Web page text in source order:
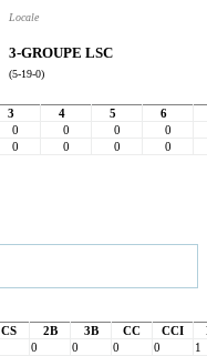
Locale
3-GROUPE LSC
(5-19-0)
3 4 5
6
0 0 0
0
0 0 0 0
CS 2B 3B CC CCI
0 0 0 0
1